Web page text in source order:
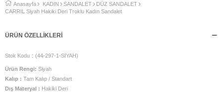
Anasayfa KADIN SANDALET
DÜZ SANDALET
CARRİL Siyah Hakiki Deri Troklu Kadın Sandalet
ÜRÜN ÖZELLIKLERI
Stok Kodu (44-297-1-SIYAH)
Ürün Rengi: Siyah
Kalıp : Tam Kalıp / Standart
Dış Materyal : Hakiki Deri